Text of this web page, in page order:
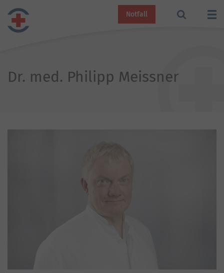
Notfall
Dr. med. Philipp Meissner